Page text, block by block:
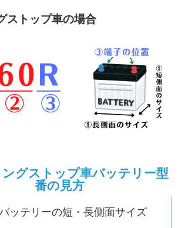
ストップ車の場合
グストップ車バッテリー型
番の見方
ッテリーの短・長側面サイズ